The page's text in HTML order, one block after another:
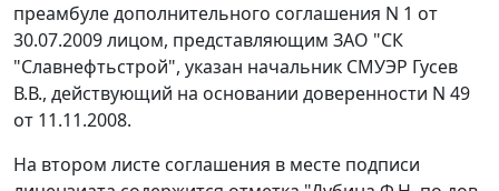
преамбуле дополнительного соглашения N 1 от
30.07.2009 лицом, представляющим ЗАО "СК
"Славнефтьстрой", указан начальник СМУЭР Гусев
В.В., действующий на основании доверенности N 49
от 11.11.2008.
На втором листе соглашения в месте подписи